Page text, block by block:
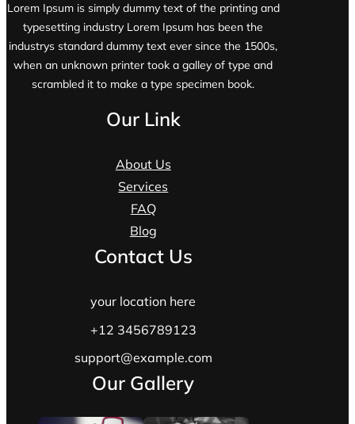
Lorem Ipsum is simply dummy text of the printing and
typesetting industry Lorem Ipsum has been the
industrys standard dummy text ever since the 1500s,
when an unknown printer took a galley of type and
scrambled it to make a type specimen book.
Our Link
About Us
Services
FAQ
Blog
Contact Us
your location here
+12 3456789123
support@example.com
Our Gallery